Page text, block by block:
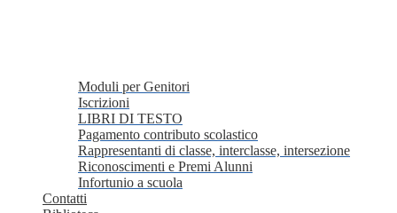
Moduli per Genitori
Iscrizioni
LIBRI DI TESTO
Pagamento contributo scolastico
Rappresentanti di classe, interclasse, intersezione
Riconoscimenti e Premi Alunni
Infortunio a scuola
Contatti